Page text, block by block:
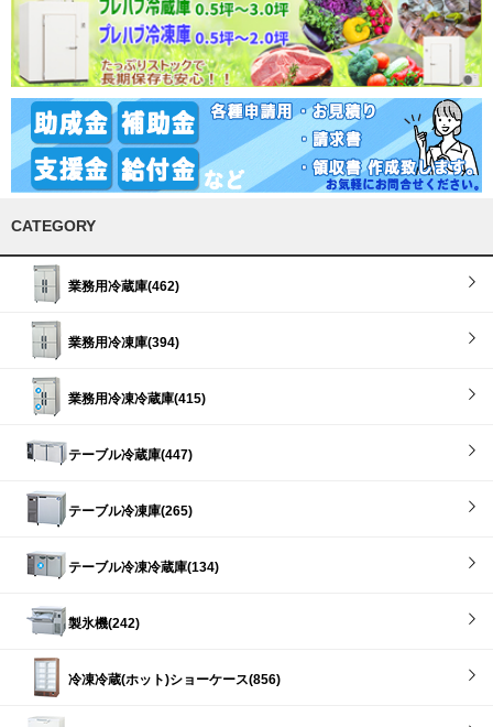
CATEGORY
業務用冷蔵庫(462)
業務用冷凍庫(394)
業務用冷凍冷蔵庫(415)
テーブル冷蔵庫(447)
テーブル冷凍庫(265)
テーブル冷凍冷蔵庫(134)
製氷機(242)
冷凍冷蔵(ホット)ショーケース(856)